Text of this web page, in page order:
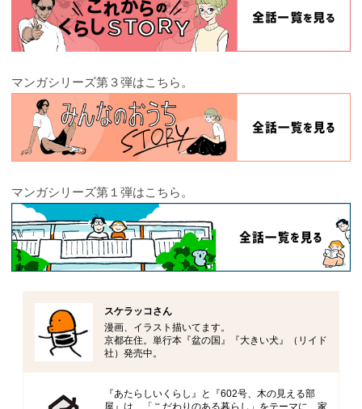
マンガシリーズ第３弾はこちら。
マンガシリーズ第１弾はこちら。
スケラッコさん
漫画、イラスト描いてます。
京都在住。単行本『盆の国』『大きい犬』（リイド
社）発売中。
『あたらしいくらし』と『602号、木の見える部
屋』は、「こだわりのある暮らし」をテーマに、家